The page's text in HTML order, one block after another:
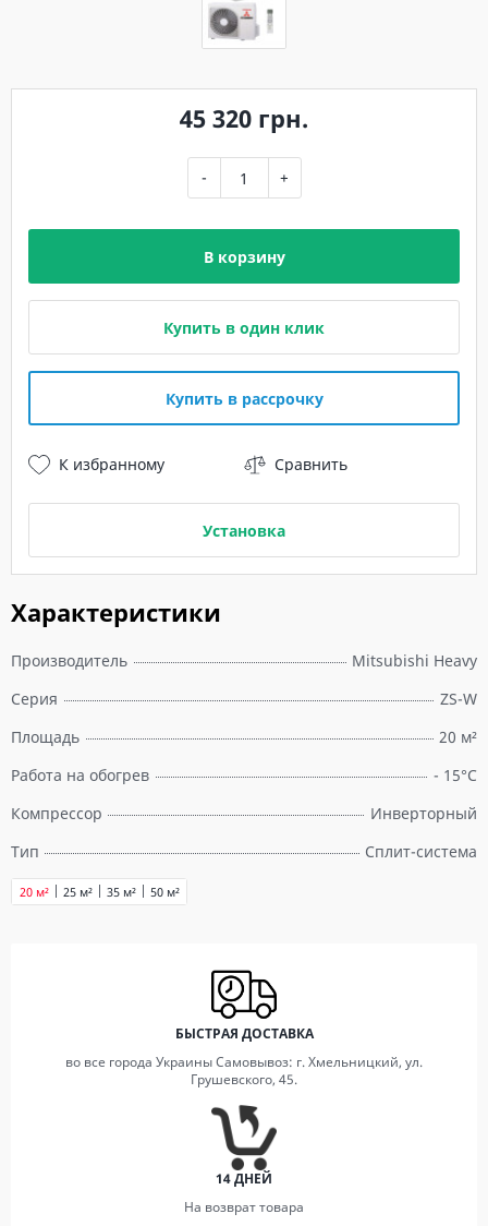
Характеристики
Производитель
Mitsubishi Heavy
Серия
ZS-W
Площадь
20 м²
Работа на обогрев
- 15°С
Компрессор
Инверторный
Тип
Сплит-система
20 м² 25 м² 35 м² 50 м²
45 320 грн.
- +
В корзину
Купить в один клик
Купить в рассрочку
К избранному Сравнить
Установка
БЫСТРАЯ ДОСТАВКА
во все города Украины Самовывоз: г. Хмельницкий, ул.
Грушевского, 45.
14 ДНЕЙ
На возврат товара